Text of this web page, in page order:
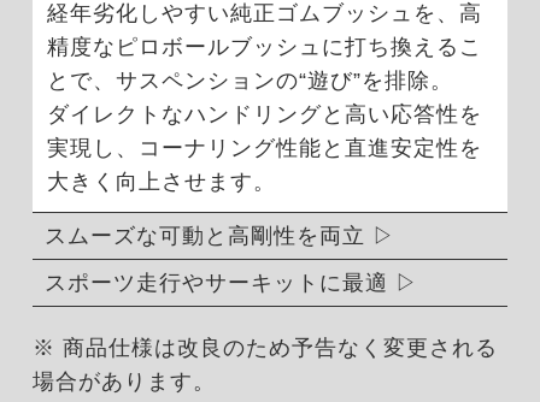
経年劣化しやすい純正ゴムブッシュを、高
精度なピロボールブッシュに打ち換えるこ
とで、サスペンションの“遊び”を排除。
ダイレクトなハンドリングと高い応答性を
実現し、コーナリング性能と直進安定性を
大きく向上させます。
スムーズな可動と高剛性を両立
スポーツ走行やサーキットに最適
※ 商品仕様は改良のため予告なく変更される
場合があります。